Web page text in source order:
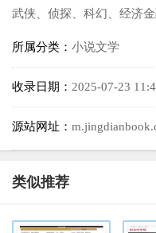
武侠、侦探、科幻、经济
所属分类： 小说文学
收录日期： 2025-07-23
源站网址：
类似推荐